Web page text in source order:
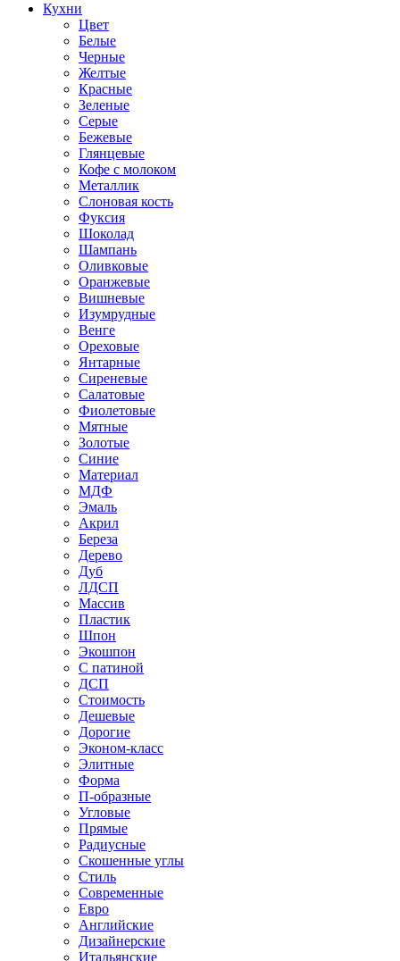
Кухни
Цвет
Белые
Черные
Желтые
Красные
Зеленые
Серые
Бежевые
Глянцевые
Кофе с молоком
Металлик
Слоновая кость
Фуксия
Шоколад
Шампань
Оливковые
Оранжевые
Вишневые
Изумрудные
Венге
Ореховые
Янтарные
Сиреневые
Салатовые
Фиолетовые
Мятные
Золотые
Синие
Материал
МДФ
Эмаль
Акрил
Береза
Дерево
Дуб
ЛДСП
Массив
Пластик
Шпон
Экошпон
С патиной
ДСП
Стоимость
Дешевые
Дорогие
Эконом-класс
Элитные
Форма
П-образные
Угловые
Прямые
Радиусные
Скошенные углы
Стиль
Современные
Евро
Английские
Дизайнерские
Итальянские